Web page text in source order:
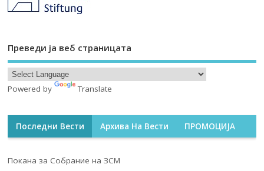
Преведи ја веб страницата
Powered by Translate
Последни Вести Архива На Вести ПРОМОЦИЈА
Покана за Собрание на ЗСМ